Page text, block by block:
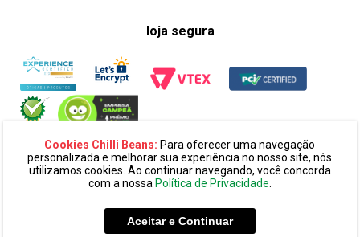
Cookies Chilli Beans: Para oferecer uma navegação
personalizada e melhorar sua experiência no nosso site, nós
utilizamos cookies. Ao continuar navegando, você concorda
com a nossa Política de Privacidade.
Aceitar e Continuar
loja segura
ltda. cnpj: 14.439.371/0002-60
alameda amazonas, 594, terreo mezanino, alphaville